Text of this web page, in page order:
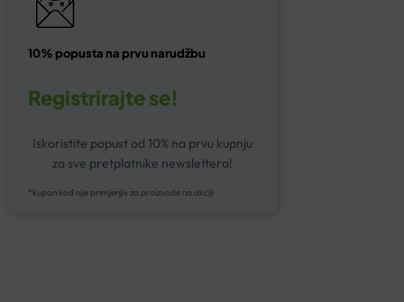
10% popusta na prvu narudžbu
Registrirajte se!
Iskoristite popust od 10% na prvu kupnju
za sve pretplatnike newslettera!
*kupon kod nije primjenjiv za proizvode na akciji